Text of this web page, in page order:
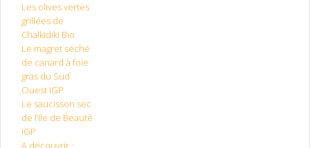
Les olives vertes
grillées de
Chalkidiki Bio
Le magret séché
de canard à foie
gras du Sud
Ouest IGP
Le saucisson sec
de l’Ile de Beauté
IGP
A découvrir :